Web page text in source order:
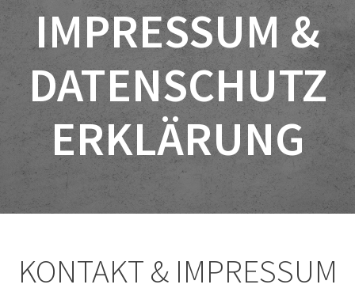
IMPRESSUM &
DATENSCHUTZ
ERKLÄRUNG
KONTAKT & IMPRESSUM